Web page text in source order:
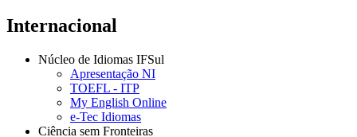
Internacional
Núcleo de Idiomas IFSul
Apresentação NI
TOEFL - ITP
My English Online
e-Tec Idiomas
Ciência sem Fronteiras